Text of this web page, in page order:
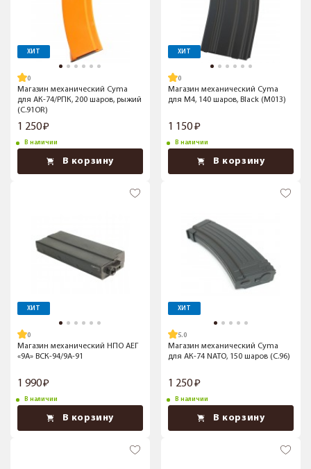
ХИТ
Магазин механический Cyma
для АК-74/РПК, 200 шаров, рыжий
(C.91OR)
1 250
В наличии
В корзину
ХИТ
Магазин механический Cyma
для M4, 140 шаров, Black (M013)
1 150
В наличии
В корзину
ХИТ
Магазин механический НПО АЕГ
«9А» ВСК-94/9А-91
1 990
В наличии
В корзину
ХИТ
5.0
Магазин механический Cyma
для АК-74 NATO, 150 шаров (C.96)
1 250
В наличии
В корзину